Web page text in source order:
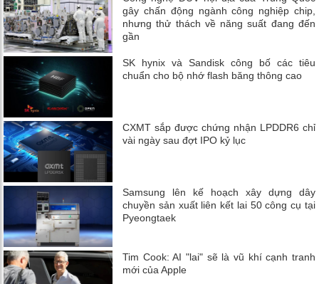
gây chấn động ngành công nghiệp chip,
nhưng thử thách về năng suất đang đến
gần
SK hynix và Sandisk công bố các tiêu
chuẩn cho bộ nhớ flash băng thông cao
CXMT sắp được chứng nhận LPDDR6 chỉ
vài ngày sau đợt IPO kỷ lục
Samsung lên kế hoạch xây dựng dây
chuyền sản xuất liên kết lai 50 công cụ tại
Pyeongtaek
Tim Cook: AI "lai" sẽ là vũ khí cạnh tranh
mới của Apple